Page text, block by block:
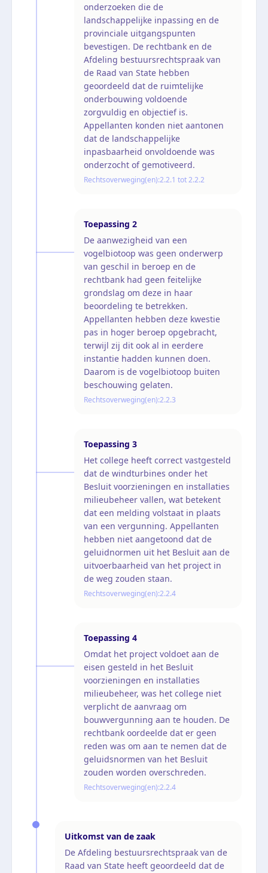
onderzoeken die de
landschappelijke inpassing en de
provinciale uitgangspunten
bevestigen. De rechtbank en de
Afdeling bestuursrechtspraak van
de Raad van State hebben
geoordeeld dat de ruimtelijke
onderbouwing voldoende
zorgvuldig en objectief is.
Appellanten konden niet aantonen
dat de landschappelijke
inpasbaarheid onvoldoende was
onderzocht of gemotiveerd.
Rechtsoverweging(en):2.2.1 tot 2.2.2
Toepassing 2
De aanwezigheid van een
vogelbiotoop was geen onderwerp
van geschil in beroep en de
rechtbank had geen feitelijke
grondslag om deze in haar
beoordeling te betrekken.
Appellanten hebben deze kwestie
pas in hoger beroep opgebracht,
terwijl zij dit ook al in eerdere
instantie hadden kunnen doen.
Daarom is de vogelbiotoop buiten
beschouwing gelaten.
Rechtsoverweging(en):2.2.3
Toepassing 3
Het college heeft correct vastgesteld
dat de windturbines onder het
Besluit voorzieningen en installaties
milieubeheer vallen, wat betekent
dat een melding volstaat in plaats
van een vergunning. Appellanten
hebben niet aangetoond dat de
geluidnormen uit het Besluit aan de
uitvoerbaarheid van het project in
de weg zouden staan.
Rechtsoverweging(en):2.2.4
Toepassing 4
Omdat het project voldoet aan de
eisen gesteld in het Besluit
voorzieningen en installaties
milieubeheer, was het college niet
verplicht de aanvraag om
bouwvergunning aan te houden. De
rechtbank oordeelde dat er geen
reden was om aan te nemen dat de
geluidsnormen van het Besluit
zouden worden overschreden.
Rechtsoverweging(en):2.2.4
Uitkomst van de zaak
De Afdeling bestuursrechtspraak van de
Raad van State heeft geoordeeld dat de